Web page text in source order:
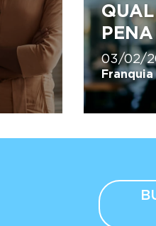
03/02/
Franquia